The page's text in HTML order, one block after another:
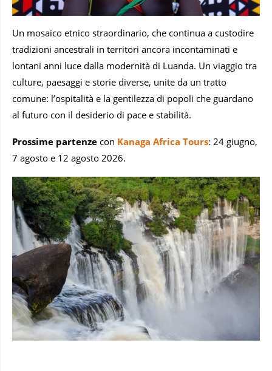
Un mosaico etnico straordinario, che continua a custodire
tradizioni ancestrali in territori ancora incontaminati e
lontani anni luce dalla modernità di Luanda. Un viaggio tra
culture, paesaggi e storie diverse, unite da un tratto
comune: l’ospitalità e la gentilezza di popoli che guardano
al futuro con il desiderio di pace e stabilità.
Prossime partenze con Kanaga Africa Tours: 24 giugno,
7 agosto e 12 agosto 2026.